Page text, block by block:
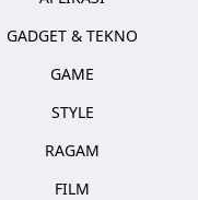
GADGET & TEKNO
GAME
STYLE
RAGAM
FILM